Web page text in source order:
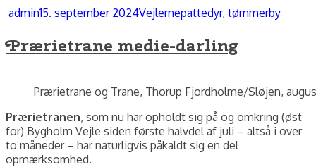
Forfatter
adminUdgivet
15. september 2024Kategorier
VejlerneTags
pattedyr, tømmerby
Prærietrane medie-darling
Prærietrane og Trane, Thorup Fjordholme/Sløjen,
Prærietranen, som nu har opholdt sig på og omkring (øst
for) Bygholm Vejle siden første halvdel af juli – altså i over
to måneder – har naturligvis påkaldt sig en del
opmærksomhed.